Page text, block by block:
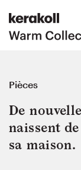
Pièces
De
naissent
sa maison.